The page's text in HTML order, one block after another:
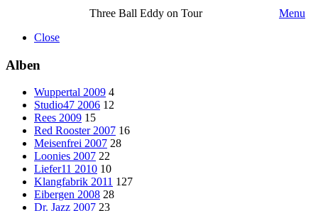
Three Ball Eddy on Tour
Menu
Close
Alben
Wuppertal 2009 4
Studio47 2006 12
Rees 2009 15
Red Rooster 2007 16
Meisenfrei 2007 28
Loonies 2007 22
Liefer11 2010 10
Klangfabrik 2011 127
Eibergen 2008 28
Dr. Jazz 2007 23